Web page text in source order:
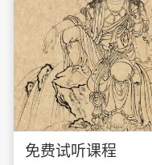
免费试听课程